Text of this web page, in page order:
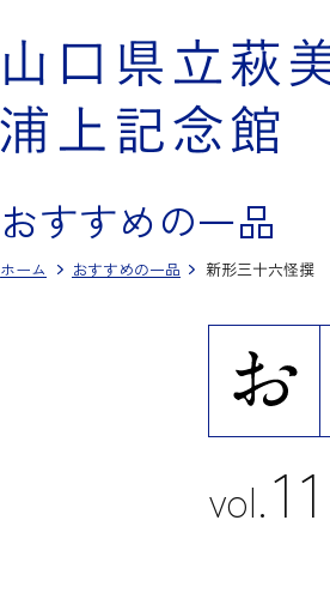
おすすめの一品
ホーム おすすめの一品 新形三十六怪撰
11